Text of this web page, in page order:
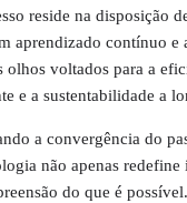
reside na disposição
aprendizado contínuo e
olhos voltados para a
e a sustentabilidade a
a convergência do
não apenas redefine
do que é